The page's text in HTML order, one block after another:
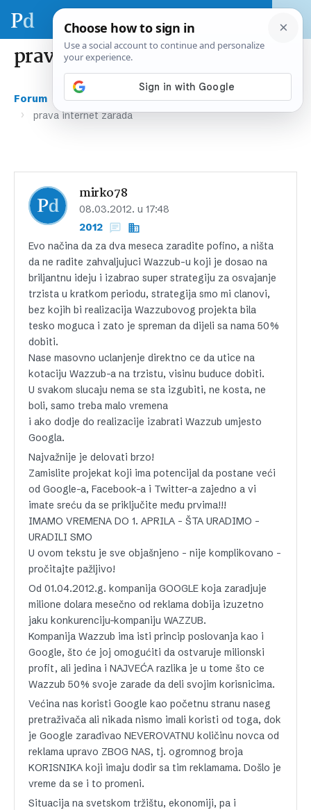
prava internet zarada
Forum Gospodarstvo i financije › Opće financije
› prava internet zarada
mirko78
08.03.2012. u 17:48
2012
Evo načina da za dva meseca zaradite pofino, a ništa
da ne radite zahvaljujuci Wazzub-u koji je dosao na
briljantnu ideju i izabrao super strategiju za osvajanje
trzista u kratkom periodu, strategija smo mi clanovi,
bez kojih bi realizacija Wazzubovog projekta bila
tesko moguca i zato je spreman da dijeli sa nama 50%
dobiti.
Nase masovno uclanjenje direktno ce da utice na
kotaciju Wazzub-a na trzistu, visinu buduce dobiti.
U svakom slucaju nema se sta izgubiti, ne kosta, ne
boli, samo treba malo vremena
i ako dodje do realizacije izabrati Wazzub umjesto
Googla.
Najvažnije je delovati brzo!
Zamislite projekat koji ima potencijal da postane veći
od Google-a, Facebook-a i Twitter-a zajedno a vi
imate sreću da se priključite među prvima!!!
IMAMO VREMENA DO 1. APRILA – ŠTA URADIMO –
URADILI SMO
U ovom tekstu je sve objašnjeno – nije komplikovano –
pročitajte pažljivo!
Od 01.04.2012.g. kompanija GOOGLE koja zaradjuje
milione dolara mesečno od reklama dobija izuzetno
jaku konkurenciju-kompaniju WAZZUB.
Kompanija Wazzub ima isti princip poslovanja kao i
Google, što će joj omogućiti da ostvaruje milionski
profit, ali jedina i NAJVEĆA razlika je u tome što ce
Wazzub 50% svoje zarade da deli svojim korisnicima.
Većina nas koristi Google kao početnu stranu naseg
pretraživača ali nikada nismo imali koristi od toga, dok
je Google zarađivao NEVEROVATNU količinu novca od
reklama upravo ZBOG NAS, tj. ogromnog broja
KORISNIKA koji imaju dodir sa tim reklamama. Došlo je
vreme da se i to promeni.
Situacija na svetskom tržištu, ekonomiji, pa i